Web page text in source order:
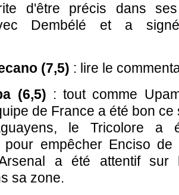
d'être précis dans ses
Dembélé et a
(7,5) : lire le
(6,5) : tout comme
de France a été bon
le Tricolore a
pour empêcher Enciso
a été attentif sur
sa zone.